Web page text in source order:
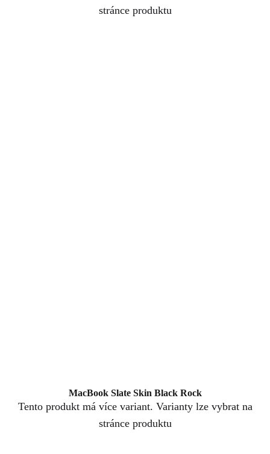
stránce produktu
MacBook Slate Skin Black Rock
Tento produkt má více variant. Varianty lze vybrat na
stránce produktu